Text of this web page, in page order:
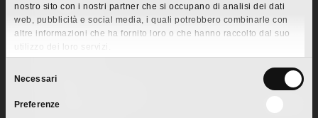
nostro sito con i nostri partner che si occupano di analisi dei dati
web, pubblicità e social media, i quali potrebbero combinarle con
altre informazioni che ha fornito loro o che hanno raccolto dal suo
utilizzo dei loro servizi.
Selezione
consenso
Necessari
Preferenze
Azienda
Innovazione
Mercati
Retail GDO
Cash & Carry